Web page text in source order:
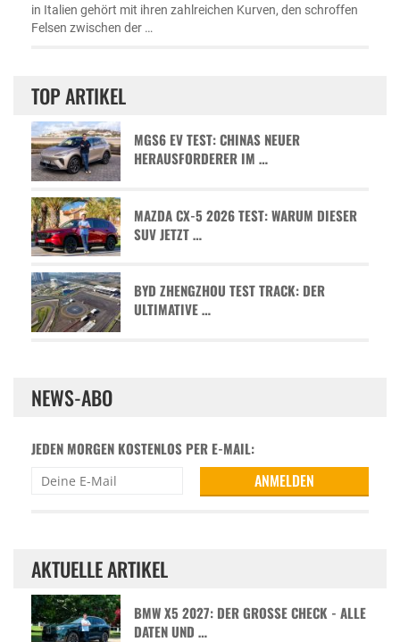
in Italien gehört mit ihren zahlreichen Kurven, den schroffen
Felsen zwischen der …
TOP ARTIKEL
MGS6 EV TEST: CHINAS NEUER
HERAUSFORDERER IM …
MAZDA CX-5 2026 TEST: WARUM DIESER
SUV JETZT …
BYD ZHENGZHOU TEST TRACK: DER
ULTIMATIVE …
NEWS-ABO
JEDEN MORGEN KOSTENLOS PER E-MAIL:
AKTUELLE ARTIKEL
BMW X5 2027: DER GROSSE CHECK - ALLE D
ATEN UND …